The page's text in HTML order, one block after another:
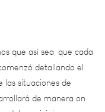
sea, que cada
detallando el
situaciones de
de manera on
municipio y